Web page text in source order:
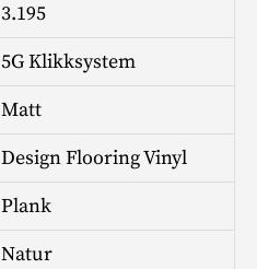
3.195
5G Klikksystem
Matt
Design Flooring Vinyl
Plank
Natur